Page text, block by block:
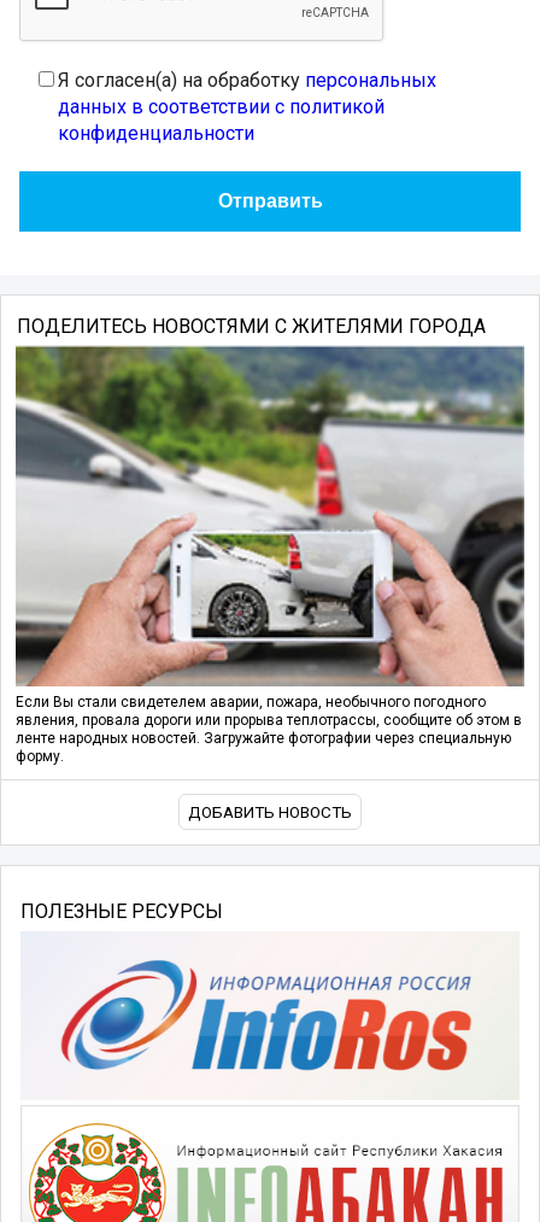
Я согласен(а) на обработку персональных
данных в соответствии с политикой
конфиденциальности
ПОДЕЛИТЕСЬ НОВОСТЯМИ С ЖИТЕЛЯМИ ГОРОДА
Если Вы стали свидетелем аварии, пожара, необычного погодного
явления, провала дороги или прорыва теплотрассы, сообщите об этом в
ленте народных новостей. Загружайте фотографии через специальную
форму.
ДОБАВИТЬ НОВОСТЬ
ПОЛЕЗНЫЕ РЕСУРСЫ